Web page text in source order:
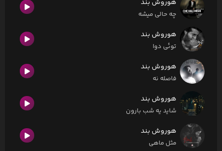
هوروش بند
چه حالی میشه
هوروش بند
توئی دوا
هوروش بند
فاصله نه
هوروش بند
شاید یه شب بارون
هوروش بند
مثل ماهی